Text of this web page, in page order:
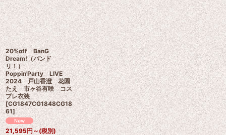
20%off BanG
Dream!（バンド
リ！）
Poppin'Party LIVE
2024 戸山香澄 花園
たえ 市ヶ谷有咲 コス
プレ衣装
[CG1847CG1848CG18
61]
21,595円～(税別)